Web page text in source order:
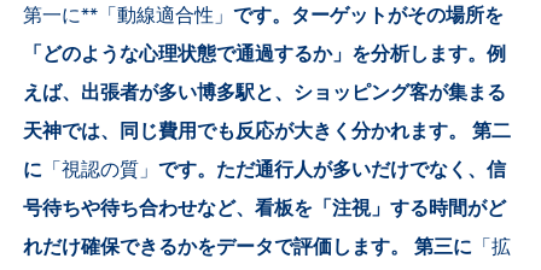
第一に**「動線適合性」です。ターゲットがその場所を
「どのような心理状態で通過するか」を分析します。例
えば、出張者が多い博多駅と、ショッピング客が集まる
天神では、同じ費用でも反応が大きく分かれます。 第二
に 「視認の質」です。ただ通行人が多いだけでなく、信
号待ちや待ち合わせなど、看板を「注視」する時間がど
れだけ確保できるかをデータで評価します。 第三に 「拡